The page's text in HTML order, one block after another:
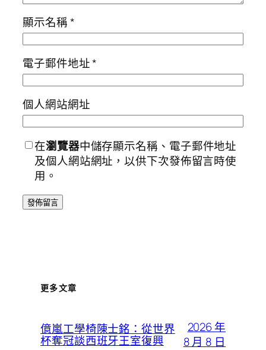
顯示名稱*
電子郵件地址*
個人網站網址
在瀏覽器中儲存顯示名稱、電子郵件地址
及個人網站網址，以供下次發佈留言時使
用。
更多文章
億嵐工學椅陳士銘：從世界
杯奪冠談西班牙王室復興
2026 年
8 月 8 日